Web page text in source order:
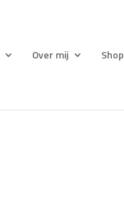
Over mij Shop